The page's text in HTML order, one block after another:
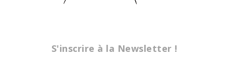
S'inscrire à la Newsletter !